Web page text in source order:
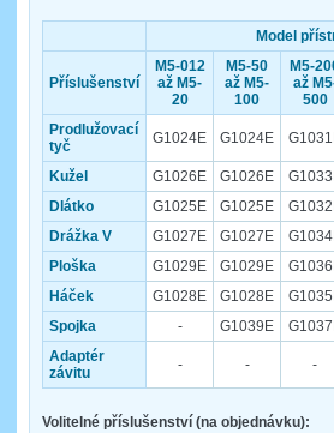
Model
Příslušenství
M5-012
až M5-
20
M5-50
až M5-
100
M5-
až
500
Prodlužovací
tyč
G1024E G1024E
Kužel G1026E G1026E
Dlátko
G1025E G1025E
Drážka V
G1027E G1027E
Ploška
G1029E G1029E
Háček
G1028E G1028E
Spojka
- G1039E
Adaptér
závitu
- - -
Volitelné příslušenství (na objednávku):